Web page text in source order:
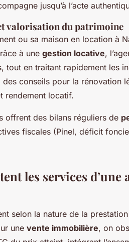
jusqu’à l’acte
valorisation du patrimoine
ou sa maison en location à
à une gestion locative,
tout en traitant rapidement les
des conseils pour la rénovation
rendement locatif.
offrent des bilans réguliers de
fiscales (Pinel, déficit
les services
selon la nature de la
une vente immobilière, on